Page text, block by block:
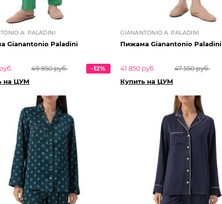
A. PALADINI
Gianantonio Paladini
49 950 руб.
-12%
на ЦУМ
GIANANTONIO A. PALADINI
Пижама Gianantonio Paladini
41 850 руб. 47 550 руб.
Купить на ЦУМ